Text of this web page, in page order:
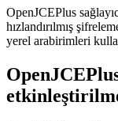
OpenJCEPlus
hızlandırılmış
yerel arabirimleri
OpenJCEPlus